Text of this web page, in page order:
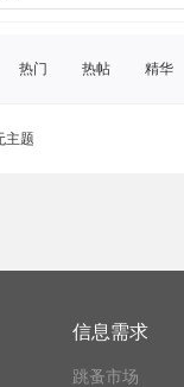
热门 热帖 精华
主题
信息需求
跳蚤市场